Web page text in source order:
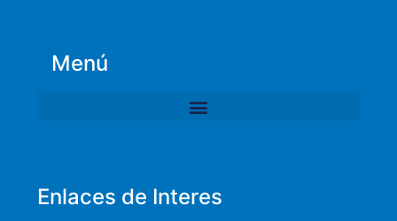
Menú
Enlaces de Interes